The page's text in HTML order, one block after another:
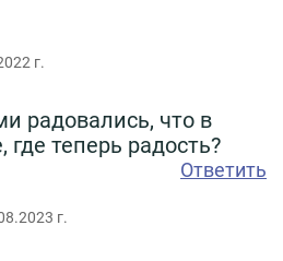
г.
радовались, что в
где теперь радость?
Ответить
г.